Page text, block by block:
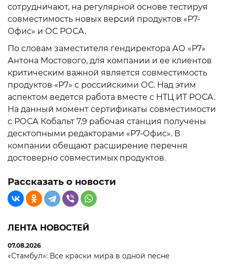
сотрудничают, на регулярной основе тестируя
совместимость новых версий продуктов «Р7-
Офис» и ОС РОСА.
По словам заместителя гендиректора АО «Р7»
Антона Мостового, для компании и ее клиентов
критическим важной является совместимость
продуктов «Р7» с российскими ОС. Над этим
аспектом ведется работа вместе с НТЦ ИТ РОСА.
На данный момент сертификаты совместимости
с РОСА Кобальт 7.9 рабочая станция получены
десктопными редакторами «Р7-Офис». В
компании обещают расширение перечня
достоверно совместимых продуктов.
Рассказать о новости
ЛЕНТА НОВОСТЕЙ
07.08.2026
«Стамбул»: Все краски мира в одной песне